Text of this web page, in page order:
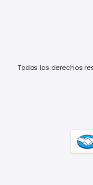
Todos los derechos